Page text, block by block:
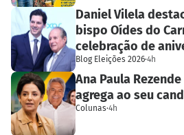
Daniel Vilela
bispo Oídes do
celebração de
Blog Eleições 2026·4h
Ana Paula
agrega ao seu
Colunas·4h